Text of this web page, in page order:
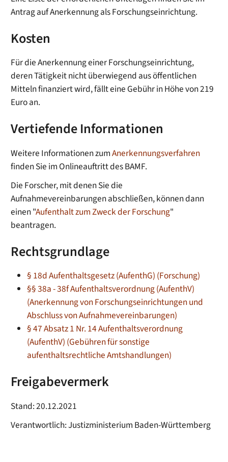
Antrag auf Anerkennung als Forschungseinrichtung.
Kosten
Für die Anerkennung einer Forschungseinrichtung,
deren Tätigkeit nicht überwiegend aus öffentlichen
Mitteln finanziert wird, fällt eine Gebühr in Höhe von 219
Euro an.
Vertiefende Informationen
Weitere Informationen zumAnerkennungsverfahren
finden Sie im Onlineauftritt des BAMF.
Die Forscher, mit denen Sie die
Aufnahmevereinbarungen abschließen, können dann
einen "Aufenthalt zum Zweck der Forschung"
beantragen.
Rechtsgrundlage
§ 18d Aufenthaltsgesetz (AufenthG) (Forschung)
§§ 38a - 38f Aufenthaltsverordnung (AufenthV)
(Anerkennung von Forschungseinrichtungen und
Abschluss von Aufnahmevereinbarungen)
§ 47 Absatz 1 Nr. 14 Aufenthaltsverordnung
(AufenthV) (Gebühren für sonstige
aufenthaltsrechtliche Amtshandlungen)
Freigabevermerk
Stand: 20.12.2021
Verantwortlich: Justizministerium Baden-Württemberg